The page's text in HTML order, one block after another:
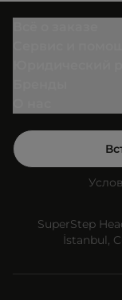
SuperStep
İstanbul,